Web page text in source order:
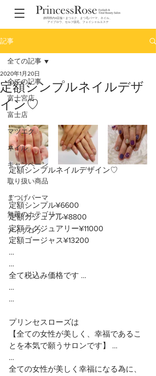
静岡県内4店舗！まつエク、まつ毛パーマ、ネイル、
アイブロウ、セルフ脱毛、フェイシャルエステ
記事
全ての記事
富士宮店
富士店
マツエク
ネイル
キャンペーン
取り扱い商品
まつげパーマ
無題のカテゴリー
アイブロウ
全ての記事
定額シンプルネイルデザ
イン♡
2020年1月20日
定額シンプルネイルデザイン♡
…
…
定額シンプル¥6600
定額カジュアル¥8800
定額ラグジュアリー¥11000
定額ゴージャス¥13200
…
…
全て税込み価格です …
…
…
プリンセスローズは
【全ての女性が美しく、幸福であるこ
とを本気で願うサロンです】 …
…
全ての女性が美しく幸福になる為に、